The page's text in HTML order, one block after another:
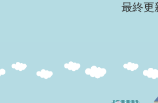
最終更
ア